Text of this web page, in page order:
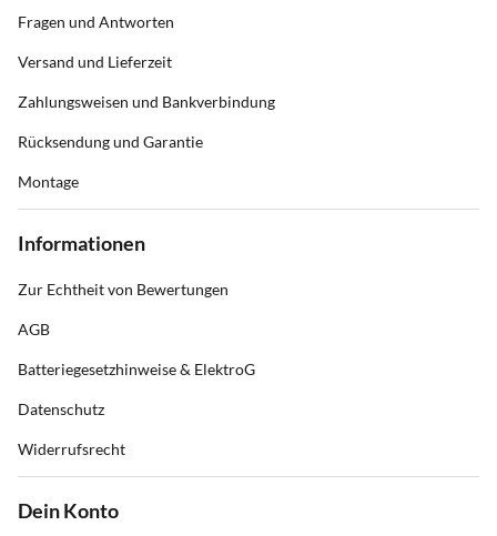
Fragen und Antworten
Versand und Lieferzeit
Zahlungsweisen und Bankverbindung
Rücksendung und Garantie
Montage
Informationen
Zur Echtheit von Bewertungen
AGB
Batteriegesetzhinweise & ElektroG
Datenschutz
Widerrufsrecht
Dein Konto